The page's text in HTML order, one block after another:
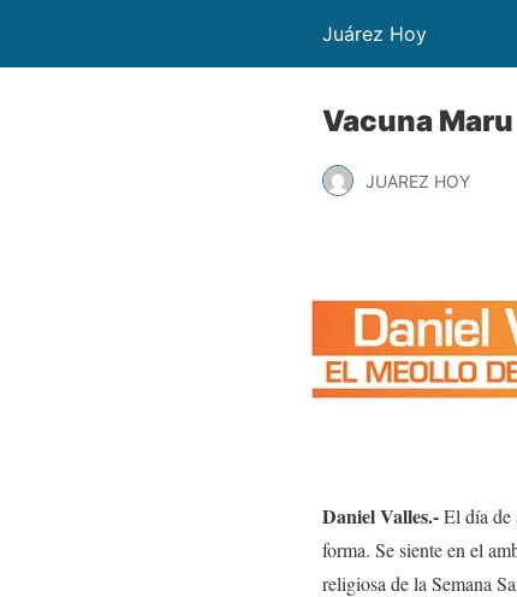
Juárez Hoy
Vacuna
JUAREZ HOY
Daniel Valles.-El día de
forma. Se siente en el
religiosa de la Semana